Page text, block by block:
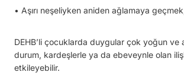
• Aşırı neşeliyken aniden ağlamaya
DEHB’li çocuklarda duygular çok yoğun ve
durum, kardeşlerle ya da ebeveynle olan
etkileyebilir.